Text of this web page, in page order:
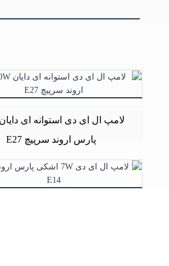
پارس اروند سرپیچ E27